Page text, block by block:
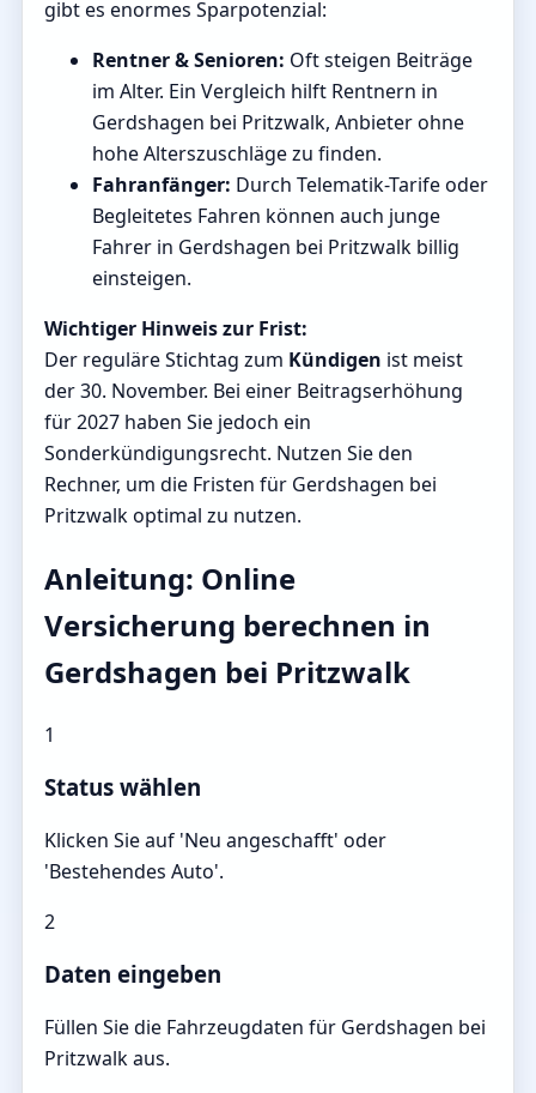
gibt es enormes Sparpotenzial:
Rentner & Senioren: Oft steigen Beiträge
im Alter. Ein Vergleich hilft Rentnern in
Gerdshagen bei Pritzwalk, Anbieter ohne
hohe Alterszuschläge zu finden.
Fahranfänger: Durch Telematik-Tarife oder
Begleitetes Fahren können auch junge
Fahrer in Gerdshagen bei Pritzwalk billig
einsteigen.
Wichtiger Hinweis zur Frist:
Der reguläre Stichtag zum Kündigen ist meist
der 30. November. Bei einer Beitragserhöhung
für 2027 haben Sie jedoch ein
Sonderkündigungsrecht. Nutzen Sie den
Rechner, um die Fristen für Gerdshagen bei
Pritzwalk optimal zu nutzen.
Anleitung: Online
Versicherung berechnen in
Gerdshagen bei Pritzwalk
1
Status wählen
Klicken Sie auf 'Neu angeschafft' oder
'Bestehendes Auto'.
2
Daten eingeben
Füllen Sie die Fahrzeugdaten für Gerdshagen bei
Pritzwalk aus.